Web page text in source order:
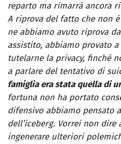
reparto ma rimarrà ancora
A riprova del fatto che non
ne abbiamo avuto riprova
assistito, abbiamo provato
tutelarne la privacy, finché
a parlare del tentativo di
famiglia era stata quella di
fortuna non ha portato
difensivo abbiamo pensato
dell’iceberg. Vorrei non
ingenerare ulteriori